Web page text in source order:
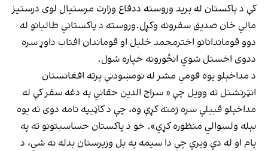
کې د پاکستان له برید وروسته ددفاع وزارت مرستیال لوی درستیز
مالي خان صدیق سفرونه وکړل.وروسته د پاکستاني طالبانو له
دوو قوماندانانو اخترمحمد خلیل او قوماندان افتاب داوړ سره
ددوی اخستل شوي انځورونه خپاره شول.
د مداخېلو یوه قومي مشر له نومښودنې پرته افغانستان
انټرنشنل ته وویل چې « سراج الدین حقاني په دغه سفر کې له
مداخېلو قبیلې سره ژمنه کړې وه، چې د کاڼيپه نامه دوی ته یوه
بېله ولسوالي منظوره کړي». خو د پاکستان حساسیتونو ته په
پام او له دې ویرې چې دا سیمه په بل وزیرستان بدله نه شي، د